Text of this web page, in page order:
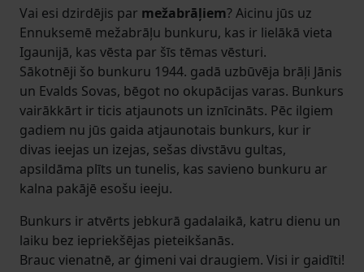
Vai esi dzirdējis par mežabrāļiem? Aicinu jūs uz
Ennuksemē mežabrāļu bunkuru, kas ir lielākā vieta
Igaunijā, kas vēsta par šīs tēmas vēsturi.
Sākotnēji šo bunkuru 1944. gadā uzbūvēja brāļi Jānis
un Evalds Sovas, bēgot no okupācijas varas. Bunkurs
vairākkārt ir ticis atjaunots un iznīcināts. Pēc ilgiem
gadiem nu jūs gaida atjaunotais bunkurs, kur ir
divas ieejas un izejas, sešas divstāvu gultas,
apsildāma plīts un tunelis, kas savieno bunkuru ar
kalna pakājē esošu ieeju.
Bunkurs ir atvērts jebkurā gadalaikā, katru dienu un
laiku bez iepriekšējas pieteikšanās.
Brauc vienatnē, ar ģimeni vai draugiem. Visi ir gaidīti!